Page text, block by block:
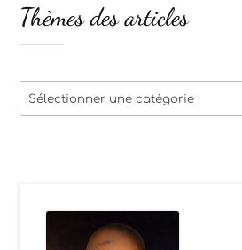
Thèmes des articles
Thèmes
des